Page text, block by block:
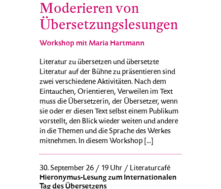
Moderieren von
Übersetzungslesungen
Workshop mit Maria Hartmann
Literatur zu übersetzen und übersetzte
Literatur auf der Bühne zu präsentieren sind
zwei verschiedene Aktivitäten. Nach dem
Eintauchen, Orientieren, Verweilen im Text
muss die Übersetzerin, der Übersetzer, wenn
sie oder er diesen Text selbst einem Publikum
vorstellt, den Blick wieder weiten und andere
in die Themen und die Sprache des Werkes
mitnehmen. In diesem Workshop [...]
30. September 26 / 19 Uhr / Literaturcafé
Hieronymus-Lesung zum Internationalen
Tag des Übersetzens